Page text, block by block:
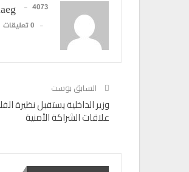
4073 المشاركات
0 تعليقات
السابق بوست
وزير الداخلية يستقبل نظيرة
علاقات الشراكة الأمنية